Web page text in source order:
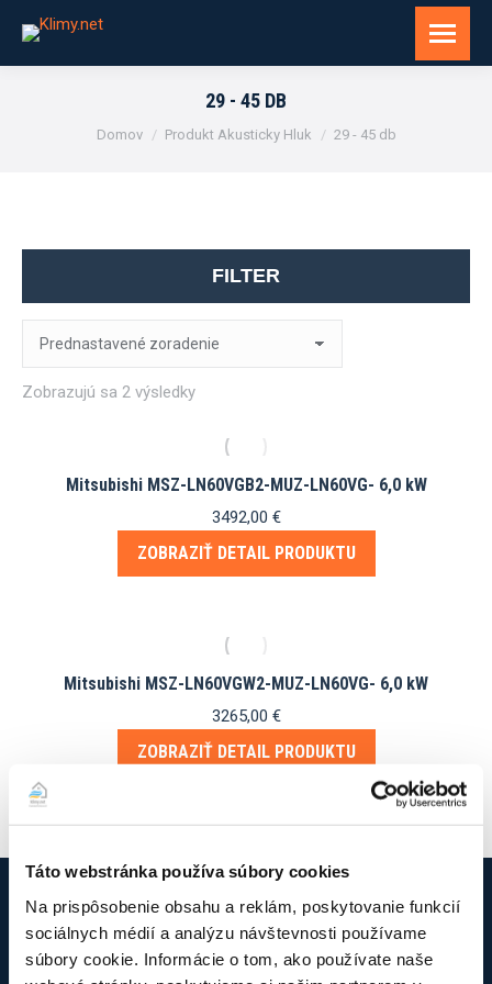
Táto webstránka používa súbory cookies
Na prispôsobenie obsahu a reklám, poskytovanie funkcií
sociálnych médií a analýzu návštevnosti používame
súbory cookie. Informácie o tom, ako používate naše
29 - 45 DB
You are here:
Domov Produkt Akusticky Hluk 29 - 45 db
Zobrazujú sa 2 výsledky
Mitsubishi MSZ-LN60VGB2-MUZ-LN60VG- 6,0 kW
3492,00 €
ZOBRAZIŤ DETAIL PRODUKTU
Mitsubishi MSZ-LN60VGW2-MUZ-LN60VG- 6,0 kW
3265,00 €
ZOBRAZIŤ DETAIL PRODUKTU
FILTER
O firme Klimy.net